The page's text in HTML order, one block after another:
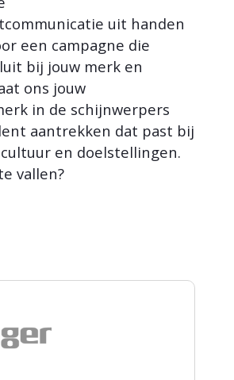
uit handen
een campagne die
bij jouw merk en
ons jouw
in de schijnwerpers
aantrekken dat past bij
en doelstellingen.
vallen?